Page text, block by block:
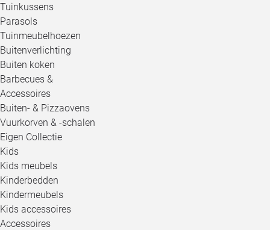
Tuinkussens
Parasols
Tuinmeubelhoezen
Buitenverlichting
Buiten koken
Barbecues &
Accessoires
Buiten- & Pizzaovens
Vuurkorven & -schalen
Eigen Collectie
Kids
Kids meubels
Kinderbedden
Kindermeubels
Kids accessoires
Accessoires